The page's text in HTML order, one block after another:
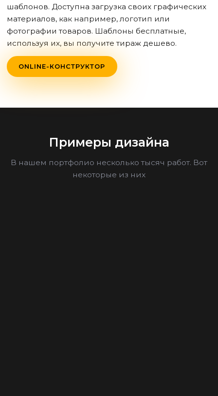
шаблонов. Доступна загрузка своих графических
материалов, как например, логотип или
фотографии товаров. Шаблоны бесплатные,
используя их, вы получите тираж дешево.
ONLINE-КОНСТРУКТОР
Примеры дизайна
В нашем портфолио несколько тысяч работ. Вот
некоторые из них